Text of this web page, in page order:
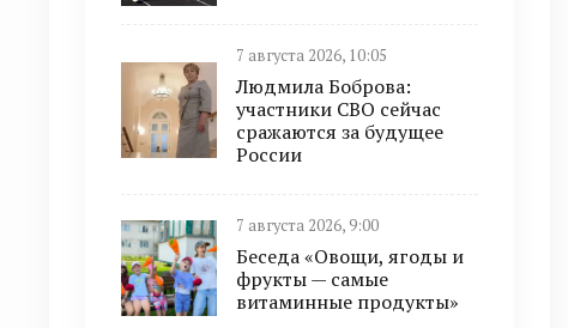
7 августа 2026, 10:05
Людмила Боброва:
участники СВО сейчас
сражаются за будущее
России
7 августа 2026, 9:00
Беседа «Овощи, ягоды и
фрукты — самые
витаминные продукты»